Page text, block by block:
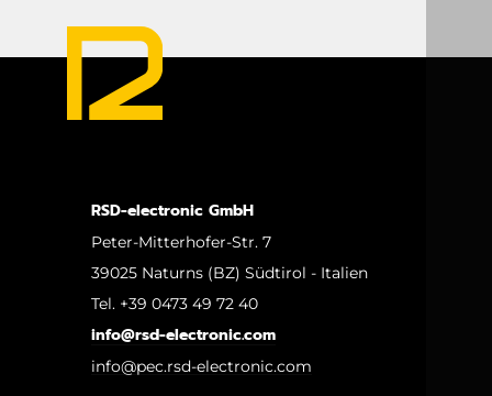
RSD-electronic GmbH
Peter-Mitterhofer-Str. 7
39025 Naturns (BZ) Südtirol - Italien
Tel. +39 0473 49 72 40
info@rsd-electronic.com
info@pec.rsd-electronic.com